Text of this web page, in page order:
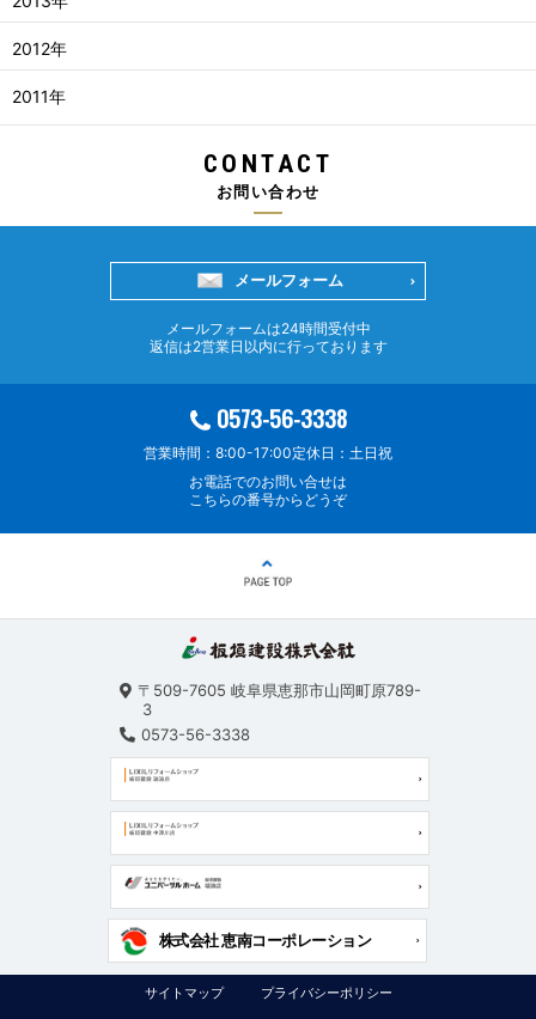
2012年
2011年
CONTACT
お問い合わせ
メールフォーム
メールフォームは24時間受付中
返信は2営業日以内に行っております
0573-56-3338
営業時間：8:00-17:00定休日：土日祝
お電話でのお問い合せは
こちらの番号からどうぞ
〒509-7605 岐阜県恵那市山岡町原789-
3
0573-56-3338
株式会社 恵南コーポレーション
サイトマップ プライバシーポリシー